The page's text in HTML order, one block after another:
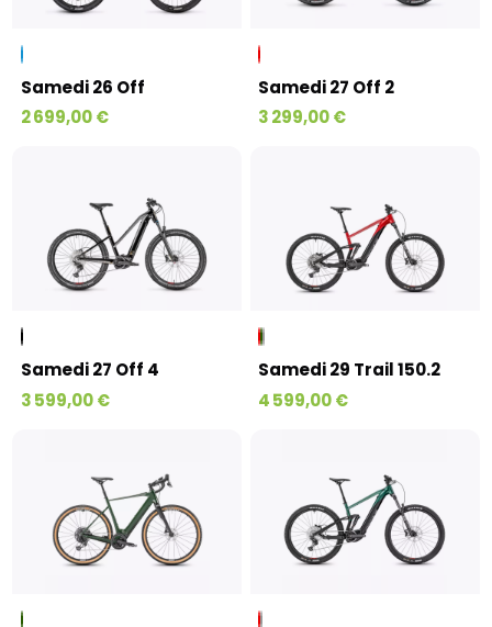
Samedi 26 Off
2 699,00 €
Samedi 27 Off 2
3 299,00 €
Samedi 27 Off 4
3 599,00 €
Samedi 29 Trail 150.2
4 599,00 €